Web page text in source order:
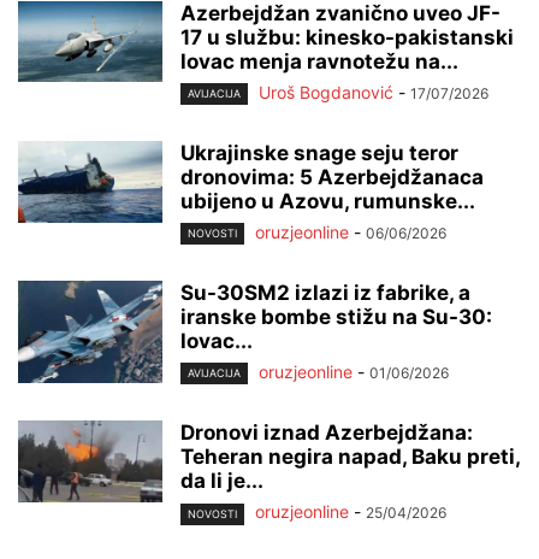
Azerbejdžan zvanično uveo JF-
17 u službu: kinesko-pakistanski
lovac menja ravnotežu na...
AVIJACIJA Uroš Bogdanović - 17/07/2026
Ukrajinske snage seju teror
dronovima: 5 Azerbejdžanaca
ubijeno u Azovu, rumunske...
NOVOSTI oruzjeonline - 06/06/2026
Su-30SM2 izlazi iz fabrike, a
iranske bombe stižu na Su-30:
lovac...
AVIJACIJA oruzjeonline - 01/06/2026
Dronovi iznad Azerbejdžana:
Teheran negira napad, Baku preti,
da li je...
NOVOSTI oruzjeonline - 25/04/2026